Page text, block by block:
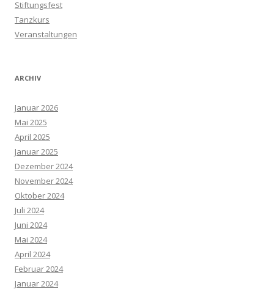
Stiftungsfest
Tanzkurs
Veranstaltungen
ARCHIV
Januar 2026
Mai 2025
April 2025
Januar 2025
Dezember 2024
November 2024
Oktober 2024
Juli 2024
Juni 2024
Mai 2024
April 2024
Februar 2024
Januar 2024